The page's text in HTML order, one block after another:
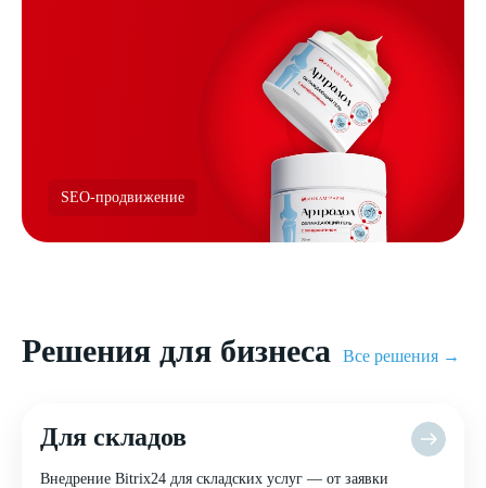
SEO-продвижение
Решения для бизнеса Все решения →
Для складов
Внедрение Bitrix24 для складских услуг — от заявки